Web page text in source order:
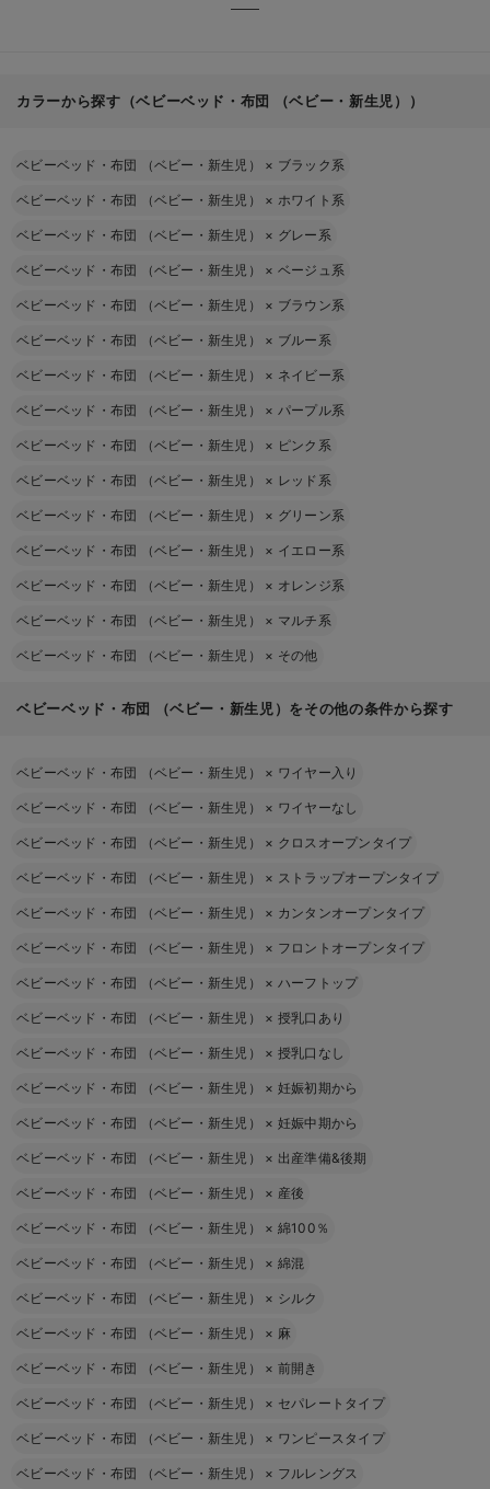
カラーから探す（ベビーベッド・布団 （ベビー・新生児））
ベビーベッド・布団 （ベビー・新生児） × ブラック系
ベビーベッド・布団 （ベビー・新生児） × ホワイト系
ベビーベッド・布団 （ベビー・新生児） × グレー系
ベビーベッド・布団 （ベビー・新生児） × ベージュ系
ベビーベッド・布団 （ベビー・新生児） × ブラウン系
ベビーベッド・布団 （ベビー・新生児） × ブルー系
ベビーベッド・布団 （ベビー・新生児） × ネイビー系
ベビーベッド・布団 （ベビー・新生児） × パープル系
ベビーベッド・布団 （ベビー・新生児） × ピンク系
ベビーベッド・布団 （ベビー・新生児） × レッド系
ベビーベッド・布団 （ベビー・新生児） × グリーン系
ベビーベッド・布団 （ベビー・新生児） × イエロー系
ベビーベッド・布団 （ベビー・新生児） × オレンジ系
ベビーベッド・布団 （ベビー・新生児） × マルチ系
ベビーベッド・布団 （ベビー・新生児） × その他
ベビーベッド・布団 （ベビー・新生児）をその他の条件から探す
ベビーベッド・布団 （ベビー・新生児） × ワイヤー入り
ベビーベッド・布団 （ベビー・新生児） × ワイヤーなし
ベビーベッド・布団 （ベビー・新生児） × クロスオープンタイプ
ベビーベッド・布団 （ベビー・新生児） × ストラップオープンタイプ
ベビーベッド・布団 （ベビー・新生児） × カンタンオープンタイプ
ベビーベッド・布団 （ベビー・新生児） × フロントオープンタイプ
ベビーベッド・布団 （ベビー・新生児） × ハーフトップ
ベビーベッド・布団 （ベビー・新生児） × 授乳口あり
ベビーベッド・布団 （ベビー・新生児） × 授乳口なし
ベビーベッド・布団 （ベビー・新生児） × 妊娠初期から
ベビーベッド・布団 （ベビー・新生児） × 妊娠中期から
ベビーベッド・布団 （ベビー・新生児） × 出産準備&後期
ベビーベッド・布団 （ベビー・新生児） × 産後
ベビーベッド・布団 （ベビー・新生児） × 綿100％
ベビーベッド・布団 （ベビー・新生児） × 綿混
ベビーベッド・布団 （ベビー・新生児） × シルク
ベビーベッド・布団 （ベビー・新生児） × 麻
ベビーベッド・布団 （ベビー・新生児） × 前開き
ベビーベッド・布団 （ベビー・新生児） × セパレートタイプ
ベビーベッド・布団 （ベビー・新生児） × ワンピースタイプ
ベビーベッド・布団 （ベビー・新生児） × フルレングス